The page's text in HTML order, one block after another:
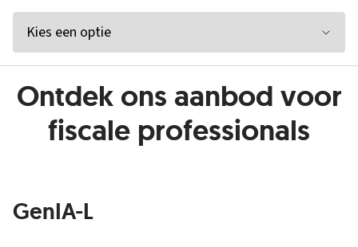
Ontdek ons aanbod voor
fiscale professionals
GenIA-L